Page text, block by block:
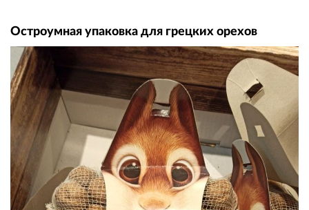
Остроумная упаковка для грецких орехов